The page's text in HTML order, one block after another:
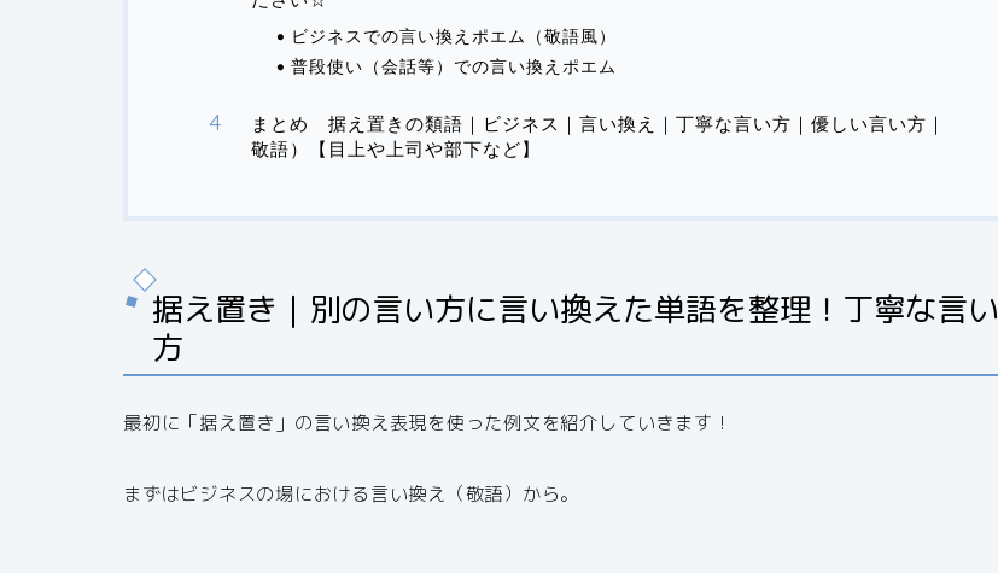
ビジネスでの言い換えポエム（敬語風）
普段使い（会話等）での言い換えポエム
まとめ 据え置きの類語｜ビジネス｜言い換え｜丁寧な言い方｜優しい言い方｜
敬語）【目上や上司や部下など】
据え置き｜別の言い方に言い換えた単語を整理！丁寧な言い
方
最初に「据え置き」の言い換え表現を使った例文を紹介していきます！
まずはビジネスの場における言い換え（敬語）から。